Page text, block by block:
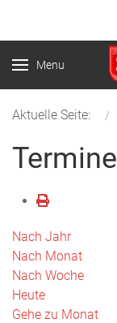
Menu
Aktuelle Seite:
Termine
Nach Jahr
Nach Monat
Nach Woche
Heute
Gehe zu Monat